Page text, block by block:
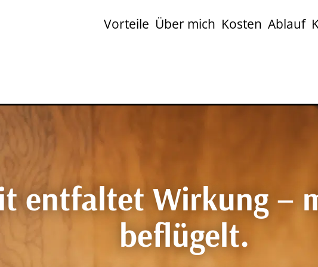
Vorteile Über mich Kosten Ablauf
entfaltet Wirkung –
beflügelt.